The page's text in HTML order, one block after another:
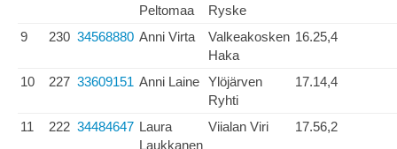
Peltomaa
Ryske
9 230 34568880 Anni Virta
Valkeakosken
Haka
16.25,4
10 227 33609151 Anni Laine Ylöjärven
Ryhti
17.14,4
11 222 34484647 Laura
Laukkanen
Viialan Viri 17.56,2